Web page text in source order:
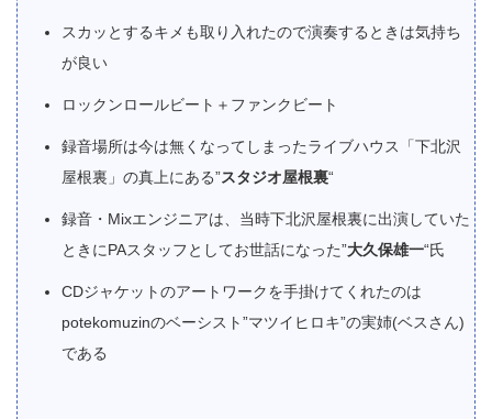
スカッとするキメも取り入れたので演奏するときは気持ち
が良い
ロックンロールビート＋ファンクビート
録音場所は今は無くなってしまったライブハウス「下北沢
屋根裏」の真上にある”スタジオ屋根裏“
録音・Mixエンジニアは、当時下北沢屋根裏に出演していた
ときにPAスタッフとしてお世話になった”大久保雄一“氏
CDジャケットのアートワークを手掛けてくれたのは
potekomuzinのベーシスト”マツイヒロキ”の実姉(ベスさん)
である